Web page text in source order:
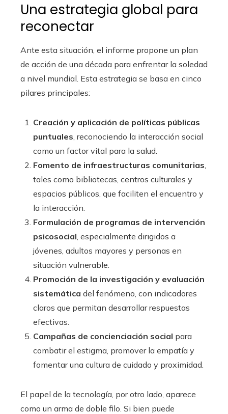
Una estrategia global para
reconectar
Ante esta situación, el informe propone un plan
de acción de una década para enfrentar la soledad
a nivel mundial. Esta estrategia se basa en cinco
pilares principales:
Creación y aplicación de políticas públicas
puntuales, reconociendo la interacción social
como un factor vital para la salud.
Fomento de infraestructuras comunitarias,
tales como bibliotecas, centros culturales y
espacios públicos, que faciliten el encuentro y
la interacción.
Formulación de programas de intervención
psicosocial, especialmente dirigidos a
jóvenes, adultos mayores y personas en
situación vulnerable.
Promoción de la investigación y evaluación
sistemática del fenómeno, con indicadores
claros que permitan desarrollar respuestas
efectivas.
Campañas de concienciación social para
combatir el estigma, promover la empatía y
fomentar una cultura de cuidado y proximidad.
El papel de la tecnología, por otro lado, aparece
como un arma de doble filo. Si bien puede